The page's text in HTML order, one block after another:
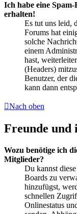
Ich habe eine
erhalten!
Es tut uns leid,
Forums hat
solche
einem
hast,
(Headers)
Benutzer, der
kann dann
Nach oben
Freunde
Wozu benötige ich
Mitglieder?
Du kannst
Boards zu
hinzufügst,
schnellen
Onlinestatus